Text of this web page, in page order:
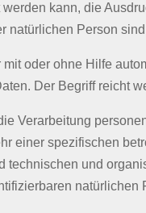
kann, die
natürlichen Person
mit oder ohne Hilfe
Der Begriff reicht
Verarbeitung
einer spezifischen
technischen und
natürlichen